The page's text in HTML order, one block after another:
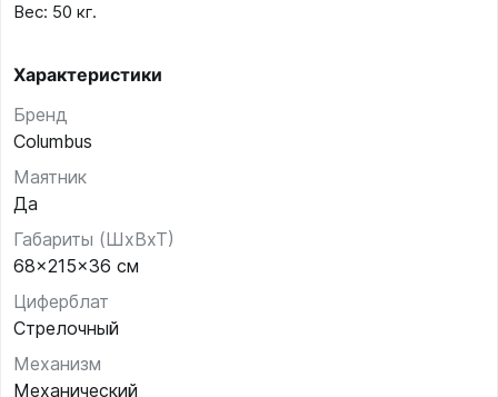
Вес: 50 кг.
Характеристики
Бренд
Columbus
Маятник
Да
Габариты (ШхВхТ)
68x215x36 см
Циферблат
Стрелочный
Механизм
Механический